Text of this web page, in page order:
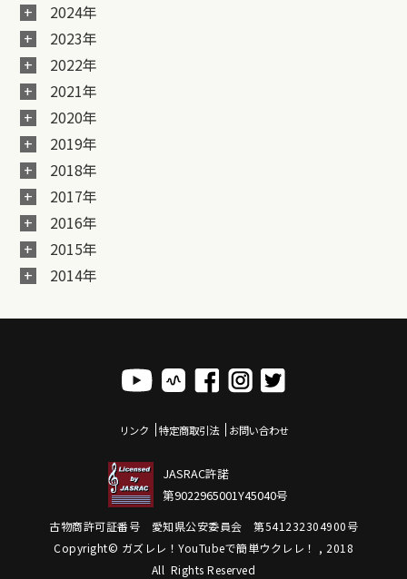
2024年
2023年
2022年
2021年
2020年
2019年
2018年
2017年
2016年
2015年
2014年
リンク 特定商取引法 お問い合わせ
JASRAC許諾
第9022965001Y45040号
古物商許可証番号 愛知県公安委員会 第541232304900号
Copyright© ガズレレ！YouTubeで簡単ウクレレ！ , 2018
All Rights Reserved